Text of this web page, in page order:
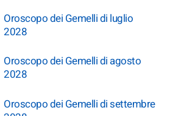
Oroscopo dei Gemelli di luglio
2028
Oroscopo dei Gemelli di agosto
2028
Oroscopo dei Gemelli di settembre